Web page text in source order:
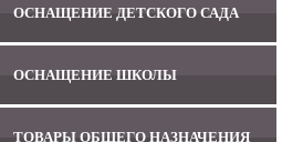
ОСНАЩЕНИЕ ДЕТСКОГО САДА
ОСНАЩЕНИЕ ШКОЛЫ
ТОВАРЫ ОБЩЕГО НАЗНАЧЕНИЯ